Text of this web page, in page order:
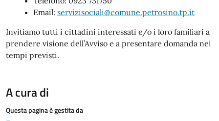
Email: servizisociali@comune.petrosino.tp.it
Invitiamo tutti i cittadini interessati e/o i loro familiari a
prendere visione dell’Avviso e a presentare domanda nei
tempi previsti.
A cura di
Questa pagina è gestita da